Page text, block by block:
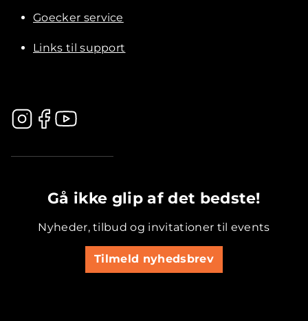
Goecker service
Links til support
Gå ikke glip af det bedste!
Nyheder, tilbud og invitationer til events
Tilmeld nyhedsbrev